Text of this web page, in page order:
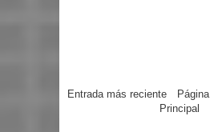
Entrada más reciente
Página
Principal